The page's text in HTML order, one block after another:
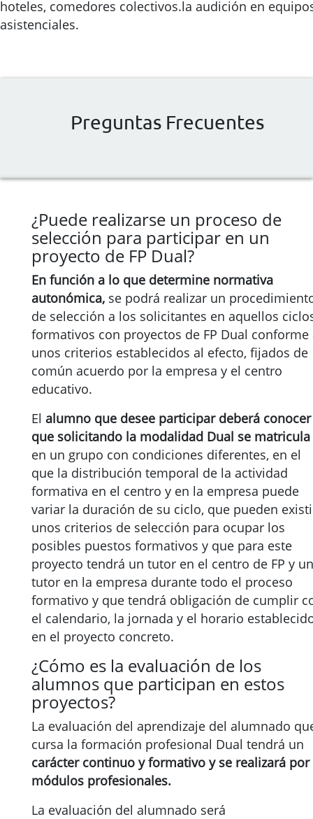
hoteles, comedores colectivos.la audición en
asistenciales.
Preguntas Frecuentes
¿Puede realizarse un proceso de
selección para participar en un
proyecto de FP Dual?
En función a lo que determine normativa
autonómica, se podrá realizar un
de selección a los solicitantes en aquellos
formativos con proyectos de FP Dual conforme
unos criterios establecidos al efecto, fijados de
común acuerdo por la empresa y el centro
educativo.
El alumno que desee participar deberá conocer
que solicitando la modalidad Dual se matricula
en un grupo con condiciones diferentes, en el
que la distribución temporal de la actividad
formativa en el centro y en la empresa puede
variar la duración de su ciclo, que pueden
unos criterios de selección para ocupar los
posibles puestos formativos y que para este
proyecto tendrá un tutor en el centro de FP y un
tutor en la empresa durante todo el proceso
formativo y que tendrá obligación de cumplir
el calendario, la jornada y el horario
en el proyecto concreto.
¿Cómo es la evaluación de los
alumnos que participan en estos
proyectos?
La evaluación del aprendizaje del alumnado
cursa la formación profesional Dual tendrá un
carácter continuo y formativo y se realizará por
módulos profesionales.
La evaluación del alumnado será